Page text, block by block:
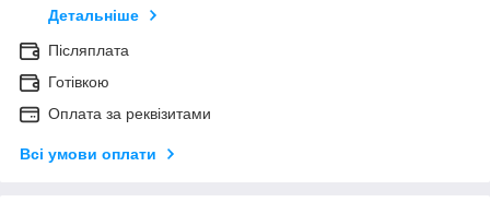
Детальніше
Післяплата
Готівкою
Оплата за реквізитами
Всі умови оплати